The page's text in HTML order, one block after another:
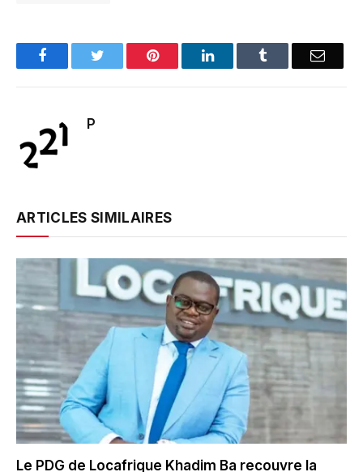
FacebookTwitter Pinterest LinkedInTumblr Email
P
ARTICLES SIMILAIRES
Le PDG de Locafrique Khadim Ba recouvre la